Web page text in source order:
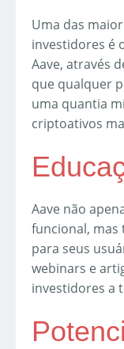
Uma das
investidores é
Aave, através
que qualquer
uma quantia
criptoativos
Aave não
funcional, mas
para seus
webinars e
investidores a